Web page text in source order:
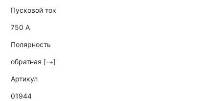
Пусковой ток
750 А
Полярность
обратная [-+]
Артикул
01944